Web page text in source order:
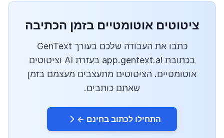
ציטוטים אוטומטיים בזמן הכתיבה
כתבו את העבודה שלכם בעורך GenText
בכתובת app.gentext.ai בעזרת AI וציטוטים
אוטומטיים. הציטוטים מתעצבים מעצמם בזמן
שאתם כותבים.
התחילו לכתוב בחינם ←